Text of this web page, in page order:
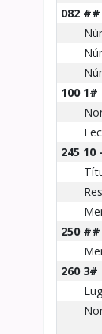
082 ##
100 1#
245 10
250 ##
260 3#